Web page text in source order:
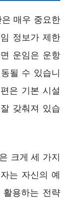
매우 중요한
정보가 제한
운임은 운항
될 수 있습니
은 기본 시설
갖춰져 있습
크게 세 가지
는 자신의 예
용하는 전략